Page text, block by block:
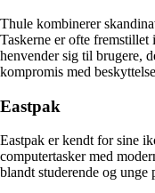
Thule kombinerer
Taskerne er ofte
henvender sig til brugere,
kompromis med
Eastpak
Eastpak er kendt for sine
computertasker med
blandt studerende og unge